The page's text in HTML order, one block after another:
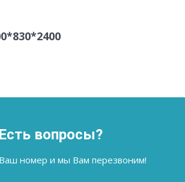
Есть вопросы?
номер и мы Вам перезвоним!